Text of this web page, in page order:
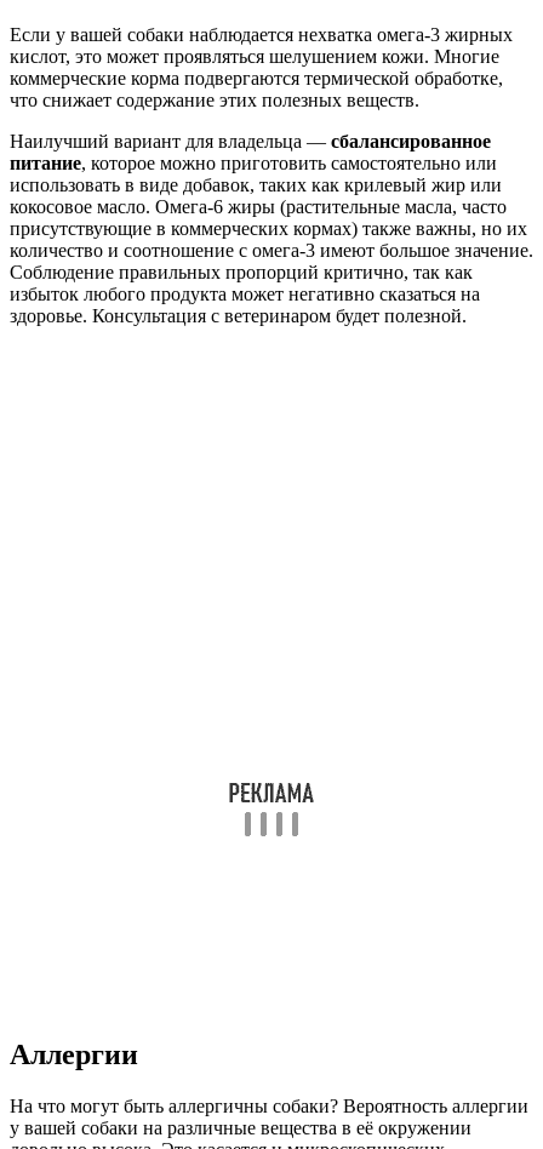
Если у вашей собаки наблюдается нехватка омега-3 жирных
кислот, это может проявляться шелушением кожи. Многие
коммерческие корма подвергаются термической обработке,
что снижает содержание этих полезных веществ.
Наилучший вариант для владельца — сбалансированное
питание, которое можно приготовить самостоятельно или
использовать в виде добавок, таких как крилевый жир или
кокосовое масло. Омега-6 жиры (растительные масла, часто
присутствующие в коммерческих кормах) также важны, но их
количество и соотношение с омега-3 имеют большое значение.
Соблюдение правильных пропорций критично, так как
избыток любого продукта может негативно сказаться на
здоровье. Консультация с ветеринаром будет полезной.
Аллергии
На что могут быть аллергичны собаки? Вероятность аллергии
у вашей собаки на различные вещества в её окружении